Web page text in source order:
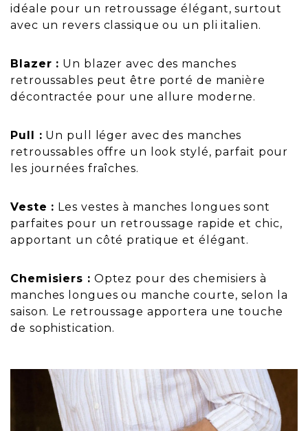
idéale pour un retroussage élégant, surtout
avec un revers classique ou un pli italien.
Blazer : Un blazer avec des manches
retroussables peut être porté de manière
décontractée pour une allure moderne.
Pull : Un pull léger avec des manches
retroussables offre un look stylé, parfait pour
les journées fraîches.
Veste : Les vestes à manches longues sont
parfaites pour un retroussage rapide et chic,
apportant un côté pratique et élégant.
Chemisiers : Optez pour des chemisiers à
manches longues ou manche courte, selon la
saison. Le retroussage apportera une touche
de sophistication.